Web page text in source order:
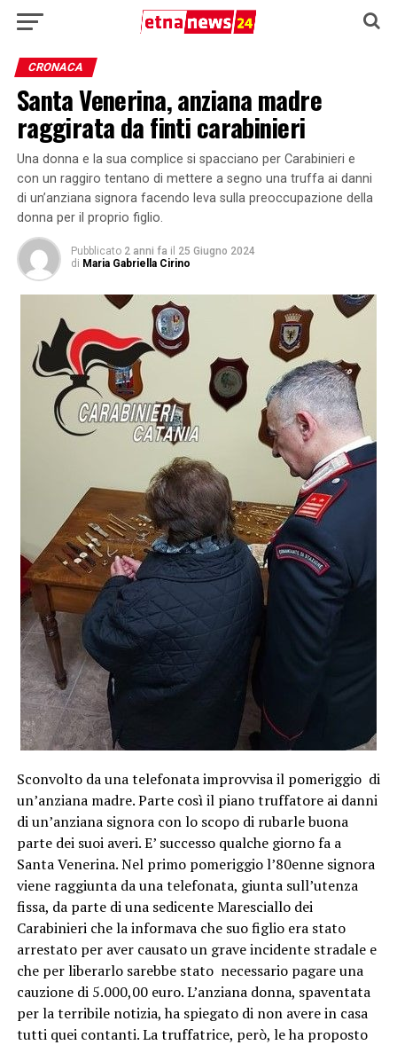
CRONACA
Santa Venerina, anziana madre
raggirata da finti carabinieri
Una donna e la sua complice si spacciano per Carabinieri e
con un raggiro tentano di mettere a segno una truffa ai danni
di un’anziana signora facendo leva sulla preoccupazione della
donna per il proprio figlio.
Pubblicato 2 anni fa il 25 Giugno 2024
di Maria Gabriella Cirino
Sconvolto da una telefonata improvvisa il pomeriggio di
un’anziana madre. Parte così il piano truffatore ai danni
di un’anziana signora con lo scopo di rubarle buona
parte dei suoi averi. E’ successo qualche giorno fa a
Santa Venerina. Nel primo pomeriggio l’80enne signora
viene raggiunta da una telefonata, giunta sull’utenza
fissa, da parte di una sedicente Maresciallo dei
Carabinieri che la informava che suo figlio era stato
arrestato per aver causato un grave incidente stradale e
che per liberarlo sarebbe stato necessario pagare una
cauzione di 5.000,00 euro. L’anziana donna, spaventata
per la terribile notizia, ha spiegato di non avere in casa
tutti quei contanti. La truffatrice, però, le ha proposto